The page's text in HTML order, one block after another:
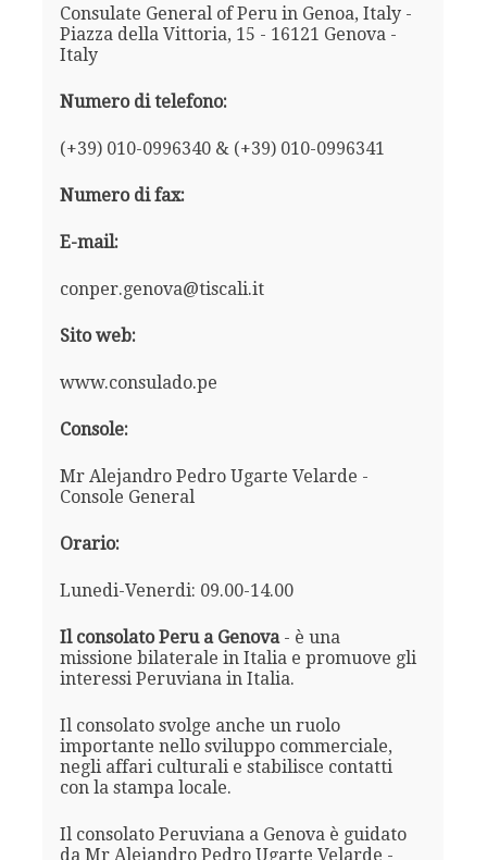
Consulate General of Peru in Genoa, Italy -
Piazza della Vittoria, 15 - 16121 Genova -
Italy
Numero di telefono:
(+39) 010-0996340 & (+39) 010-0996341
Numero di fax:
E-mail:
conper.genova@tiscali.it
Sito web:
www.consulado.pe
Console:
Mr Alejandro Pedro Ugarte Velarde -
Console General
Orario:
Lunedi-Venerdi: 09.00-14.00
Il consolato Peru a Genova- è una
missione bilaterale in Italia e promuove gli
interessi Peruviana in Italia.
Il consolato svolge anche un ruolo
importante nello sviluppo commerciale,
negli affari culturali e stabilisce contatti
con la stampa locale.
Il consolato Peruviana a Genova è guidato
da Mr Alejandro Pedro Ugarte Velarde -